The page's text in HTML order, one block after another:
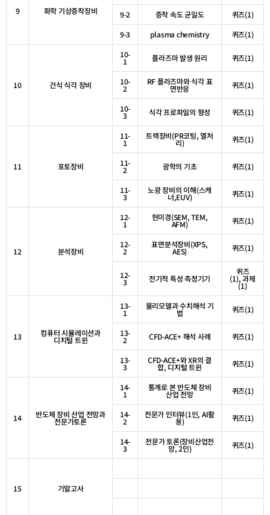
9 화학 기상증착장비 9-2 증착 속도 균일도 퀴즈(1)
9-3
plasma chemistry 퀴즈(1)
10 건식 식각 장비
10-
1 플라즈마 발생 원리 퀴즈(1)
10-
2
RF플라즈마와 식각 표
면반응 퀴즈(1)
10-
3 식각 프로파일의 형성 퀴즈(1)
11 포토장비
11-
1
트랙장비(PR코팅,열처
리) 퀴즈(1)
11-
2 광학의 기초 퀴즈(1)
11-
3
노광 장비의 이해(스캐
너,EUV) 퀴즈(1)
12 분석장비
12-
1
현미경(SEM, TEM,
AFM) 퀴즈(1)
12-
2
표면분석장비(XPS,
AES) 퀴즈(1)
12-
3 전기적 특성 측정기기
퀴즈
(1),과제
(1)
13 컴퓨터 시뮬레이션과
디지털 트윈
13-
1
물리모델과 수치해석 기
법 퀴즈(1)
13-
2 CFD-ACE+해석 사례 퀴즈(1)
13-
3
CFD-ACE+와XR의 결
합, 디지털 트윈 퀴즈(1)
14 반도체 장비 산업 전망과
전문가토론
14-
1
통계로 본 반도체 장비
산업 전망 퀴즈(1)
14-
2
전문가 인터뷰(1인, AI활
용) 퀴즈(1)
14-
3
전문가 토론(장비산업전
망, 2인) 퀴즈(1)
15 기말고사